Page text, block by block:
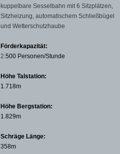
kuppelbare Sesselbahn mit 6 Sitzplätzen,
Sitzheizung, automatischem Schließbügel
und Wetterschutzhaube
Förderkapazität:
2.500 Personen/Stunde
Höhe Talstation:
1.718m
Höhe Bergstation:
1.829m
Schräge Länge:
358m